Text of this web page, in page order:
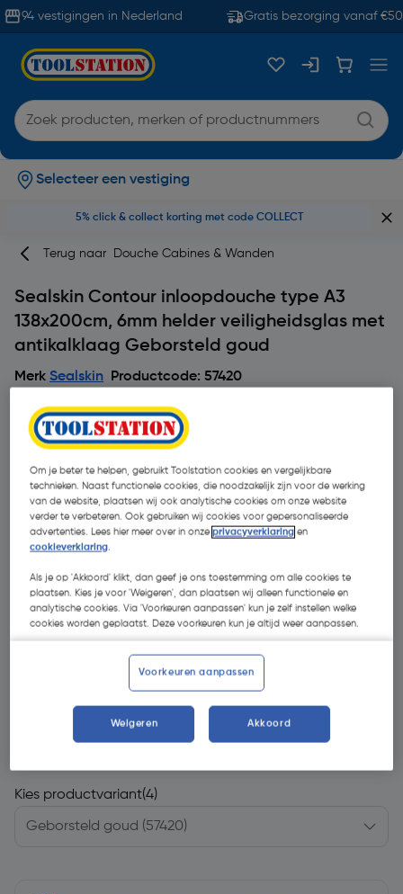
94 vestigingen in Nederland Gratis bezorging vanaf €50
Selecteer een vestiging
5% click & collect korting met code COLLECT
Terug naar Douche Cabines & Wanden
Sealskin Contour inloopdouche type A3
138x200cm, 6mm helder veiligheidsglas met
antikalklaag Geborsteld goud
Merk Sealskin Productcode: 57420
€ 529,00
Kies productvariant(4)
Om je beter te helpen, gebruikt Toolstation cookies en vergelijkbare
technieken. Naast functionele cookies, die noodzakelijk zijn voor de werking
van de website, plaatsen wij ook analytische cookies om onze website
verder te verbeteren. Ook gebruiken wij cookies voor gepersonaliseerde
advertenties. Lees hier meer over in onzeprivacyverklaring en
cookieverklaring.
Als je op 'Akkoord' klikt, dan geef je ons toestemming om alle cookies te
plaatsen. Kies je voor 'Weigeren', dan plaatsen wij alleen functionele en
analytische cookies. Via 'Voorkeuren aanpassen' kun je zelf instellen welke
cookies worden geplaatst. Deze voorkeuren kun je altijd weer aanpassen.
Voorkeuren aanpassen
Weigeren Akkoord